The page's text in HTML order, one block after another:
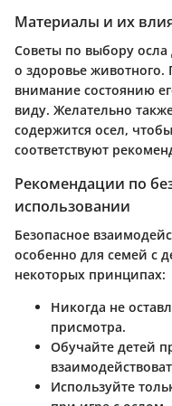
Материалы и их
Советы по выбору
о здоровье животного.
внимание состоянию
виду. Желательно
содержится осел,
соответствуют
Рекомендации по
использовании
Безопасное
особенно для семей с
некоторых принципах:
Никогда не
присмотра.
Обучайте детей
Используйте